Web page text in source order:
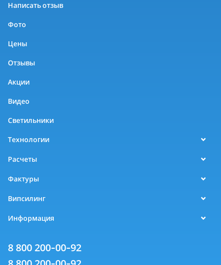
Написать отзыв
Фото
Цены
Отзывы
Акции
Видео
Светильники
Технологии
Расчеты
Фактуры
Випсилинг
Информация
8 800 200-00-92